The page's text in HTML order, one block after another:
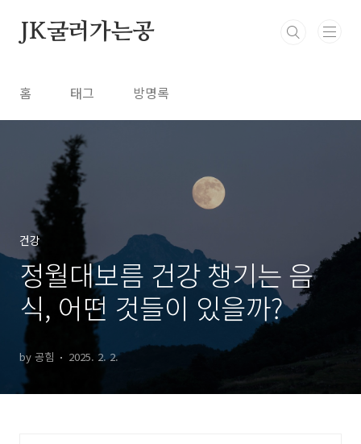
JK굴러가는공
홈 태그 방명록
건강
정월대보름 건강 챙기는 음
식, 어떤 것들이 있을까?
by 공힘 2025. 2. 2.